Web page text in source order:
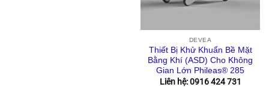
DEVEA
Thiết Bị Khử Khuẩn Bề Mặt
Bằng Khí (ASD) Cho Không
Gian Lớn Phileas® 285
Liên hệ: 0916 424 731